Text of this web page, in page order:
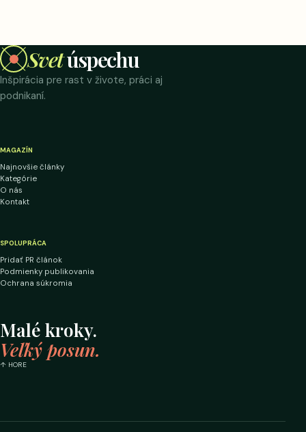
Svetúspechu
Inšpirácia pre rast v živote, práci aj
podnikaní.
MAGAZÍN
Najnovšie články
Kategórie
O nás
Kontakt
SPOLUPRÁCA
Pridať PR článok
Podmienky publikovania
Ochrana súkromia
Malé kroky.
Veľký posun.
↑ HORE